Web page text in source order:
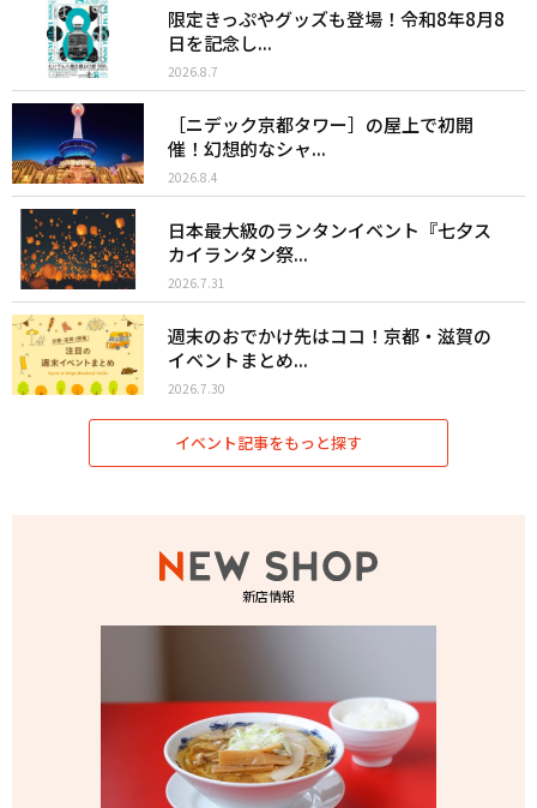
限定きっぷやグッズも登場！令和8年8月8
日を記念し...
2026.8.7
［ニデック京都タワー］の屋上で初開
催！幻想的なシャ...
2026.8.4
日本最大級のランタンイベント『七夕ス
カイランタン祭...
2026.7.31
週末のおでかけ先はココ！京都・滋賀の
イベントまとめ...
2026.7.30
イベント記事をもっと探す
新店情報